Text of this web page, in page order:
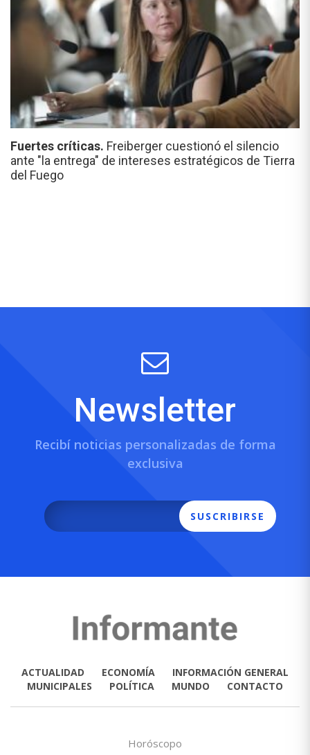
Fuertes críticas. Freiberger cuestionó el silencio
ante "la entrega" de intereses estratégicos de Tierra
del Fuego
Newsletter
Recibí noticias personalizadas de forma
exclusiva
SUSCRIBIRSE
ACTUALIDAD ECONOMÍA
INFORMACIÓN GENERAL
MUNICIPALES
POLÍTICA MUNDO CONTACTO
Horóscopo